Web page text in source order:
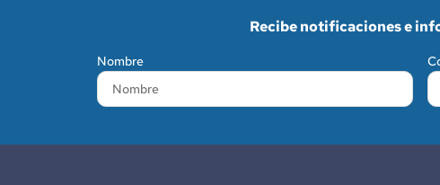
Recibe notificaciones e
Nombre